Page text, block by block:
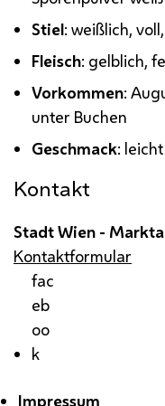
Stiel: weißlich,
Fleisch: gelblich,
Vorkommen:
unter Buchen
Geschmack:
Kontakt
Stadt Wien -
Kontaktformular
fac
eb
oo
k
Impressum